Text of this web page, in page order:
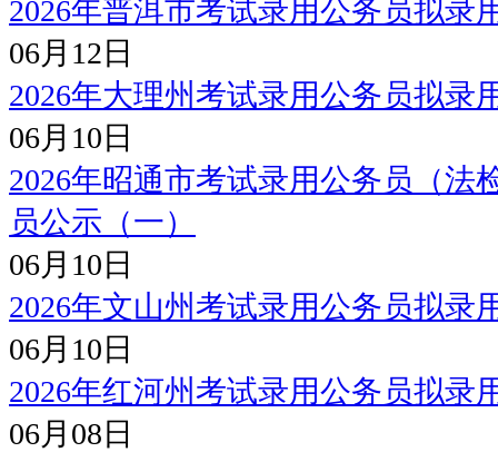
2026年普洱市考试录用公务员拟录
06月12日
2026年大理州考试录用公务员拟录
06月10日
2026年昭通市考试录用公务员（法
员公示（一）
06月10日
2026年文山州考试录用公务员拟录
06月10日
2026年红河州考试录用公务员拟录
06月08日